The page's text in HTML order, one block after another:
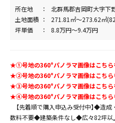
所在地
北群馬郡吉岡町大字下
土地面積
271.81㎡～273.62㎡
坪単価
8.8万円～9.4万円
★①号地の360°パノラマ画像はこち
★➁号地の360°パノラマ画像はこち
★➂号地の360°パノラマ画像はこち
★➃号地の360°パノラマ画像はこち
【先着順で購入申込み受付中】◆造
数料不要◆建築条件なし◆広々82坪以